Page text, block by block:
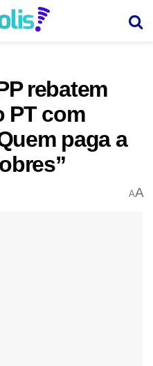
rebatem
PT com
paga a
AA